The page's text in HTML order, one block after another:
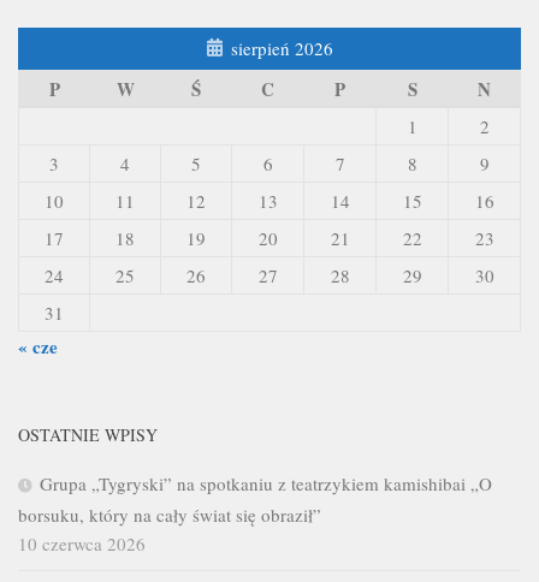
sierpień 2026
P W Ś C P S N
1
2
3
4 5 6 7 8
9
10
11 12 13 14 15
16
17
18 19 20 21 22
23
24
25 26 27 28 29
30
31
« cze
OSTATNIE WPISY
Grupa „Tygryski” na spotkaniu z teatrzykiem kamishibai „O
borsuku, który na cały świat się obraził”
10 czerwca 2026